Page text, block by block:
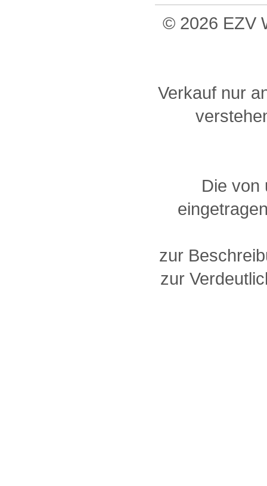
© 2026 EZV
Verkauf nur
Die von
zur
zur